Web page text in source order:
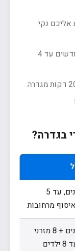
אליכם נקי
חומרים רכים ובטיחותיים לגילאי 8 חודשים עד 4
בגדרה?
7 מתקנים, עד 5
מרחובות
7 מתקנים + 8 מזרני